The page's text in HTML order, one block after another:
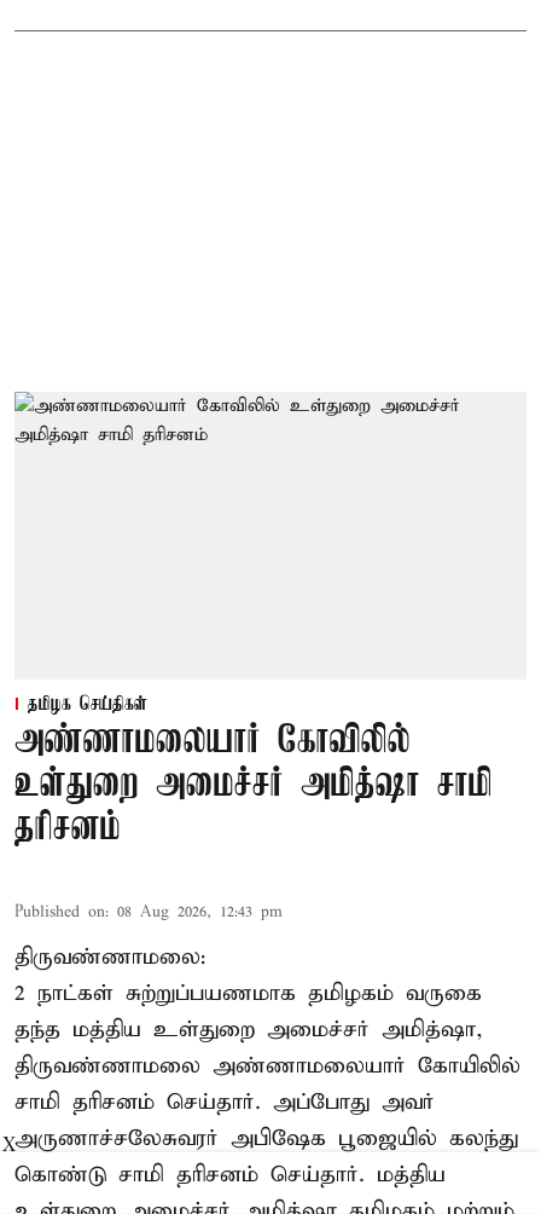
தமிழக செய்திகள்
அண்ணாமலையார் கோவிலில்
உள்துறை அமைச்சர் அமித்ஷா சாமி
தரிசனம்
Published on: 08 Aug 2026, 12:43 pm
திருவண்ணாமலை:
2 நாட்கள் சுற்றுப்பயணமாக தமிழகம் வருகை
தந்த மத்திய உள்துறை அமைச்சர் அமித்ஷா,
திருவண்ணாமலை அண்ணாமலையார் கோயிலில்
சாமி தரிசனம் செய்தார். அப்போது அவர்
அருணாச்சலேசுவரர் அபிஷேக பூஜையில் கலந்து
கொண்டு சாமி தரிசனம் செய்தார். மத்திய
X